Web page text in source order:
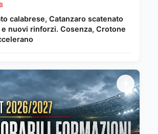
calabrese, Catanzaro scatenato
nuovi rinforzi. Cosenza, Crotone